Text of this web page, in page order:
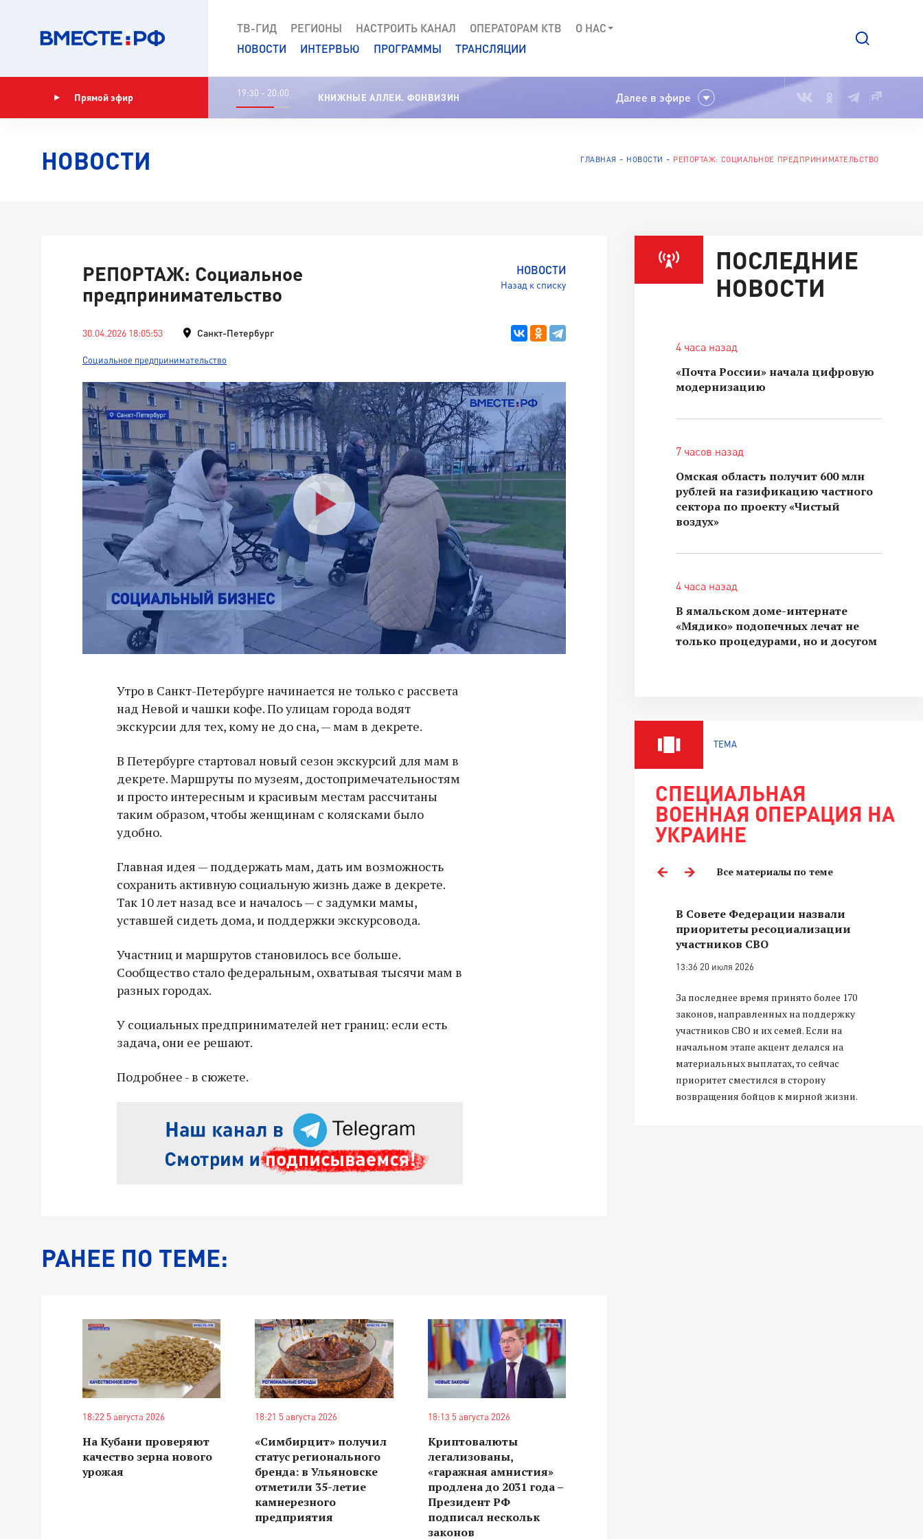
ТВ-ГИД РЕГИОНЫ НАСТРОИТЬ КАНАЛ ОПЕРАТОРАМ КТВ
О НАС
НОВОСТИ
ИНТЕРВЬЮ ПРОГРАММЫ ТРАНСЛЯЦИИ
Прямой эфир 19:30 - 20:00 КНИЖНЫЕ АЛЛЕИ. ФОНВИЗИН Далее в эфире
НОВОСТИ ГЛАВНАЯ НОВОСТИ РЕПОРТАЖ: СОЦИАЛЬНОЕ ПРЕДПРИНИМАТЕЛЬСТВО
НОВОСТИ
Назад к списку
РЕПОРТАЖ: Социальное
предпринимательство
30.04.2026 18:05:53 Санкт-Петербург
Социальное предпринимательство
Утро в Санкт-Петербурге начинается не только с рассвета
над Невой и чашки кофе. По улицам города водят
экскурсии для тех, кому не до сна, — мам в декрете.
В Петербурге стартовал новый сезон экскурсий для мам в
декрете. Маршруты по музеям, достопримечательностям
и просто интересным и красивым местам рассчитаны
таким образом, чтобы женщинам с колясками было
удобно.
Главная идея — поддержать мам, дать им возможность
сохранить активную социальную жизнь даже в декрете.
Так 10 лет назад все и началось — с задумки мамы,
уставшей сидеть дома, и поддержки экскурсовода.
Участниц и маршрутов становилось все больше.
Сообщество стало федеральным, охватывая тысячи мам в
разных городах.
У социальных предпринимателей нет границ: если есть
задача, они ее решают.
Подробнее - в сюжете.
РАНЕЕ ПО ТЕМЕ:
18:22 5 августа 2026
На Кубани проверяют
качество зерна нового
урожая
18:21 5 августа 2026
«Симбирцит» получил
статус регионального
бренда: в Ульяновске
отметили 35-летие
камнерезного
предприятия
18:13 5 августа 2026
Криптовалюты
легализованы,
«гаражная амнистия»
продлена до 2031 года –
Президент РФ
подписал нескольк
законов
ПОСЛЕДНИЕ
НОВОСТИ
4 часа назад
«Почта России» начала цифровую
модернизацию
7 часов назад
Омская область получит 600 млн
рублей на газификацию частного
сектора по проекту «Чистый
воздух»
4 часа назад
В ямальском доме-интернате
«Мядико» подопечных лечат не
только процедурами, но и досугом
ТЕМА
СПЕЦИАЛЬНАЯ
ВОЕННАЯ ОПЕРАЦИЯ НА
УКРАИНЕ
Все материалы по теме
Владимир Якушев передал бойцам
СВО дроны и технику связи
18:30 10 сентября 2025
В Совете Федерации назвали
приоритеты ресоциализации
участников СВО
13:36 20 июля 2026
За последнее время принято более 170
законов, направленных на поддержку
участников СВО и их семей. Если на
начальном этапе акцент делался на
материальных выплатах, то сейчас
приоритет сместился в сторону
возвращения бойцов к мирной жизни.